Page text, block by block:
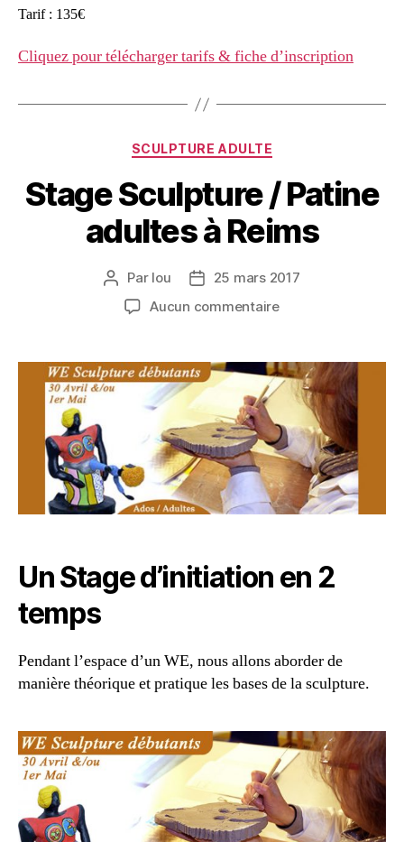
Tarif : 135€
Cliquez pour télécharger tarifs & fiche d’inscription
SCULPTURE ADULTE
Stage Sculpture / Patine
adultes à Reims
Par lou
25 mars 2017
Aucun commentaire
Un Stage d’initiation en 2
temps
Pendant l’espace d’un WE, nous allons aborder de
manière théorique et pratique les bases de la sculpture.